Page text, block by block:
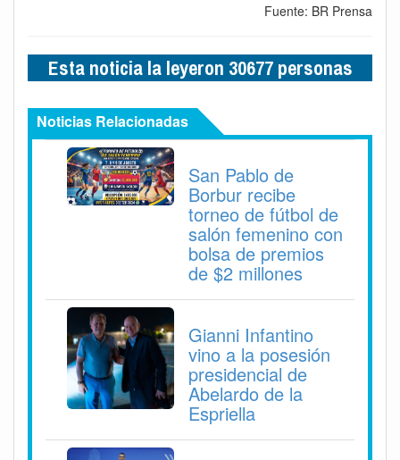
Fuente: BR Prensa
Esta noticia la leyeron 30677 personas
Noticias Relacionadas
San Pablo de
Borbur recibe
torneo de fútbol de
salón femenino con
bolsa de premios
de $2 millones
Gianni Infantino
vino a la posesión
presidencial de
Abelardo de la
Espriella